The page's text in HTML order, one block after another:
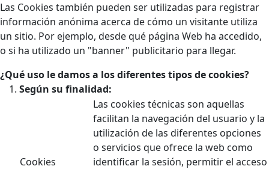
Las Cookies también pueden ser utilizadas para registrar
información anónima acerca de cómo un visitante utiliza
un sitio. Por ejemplo, desde qué página Web ha accedido,
o si ha utilizado un "banner" publicitario para llegar.
¿Qué uso le damos a los diferentes tipos de cookies?
Según su finalidad:
Cookies
Las cookies técnicas son aquellas
facilitan la navegación del usuario y la
utilización de las diferentes opciones
o servicios que ofrece la web como
identificar la sesión, permitir el acceso